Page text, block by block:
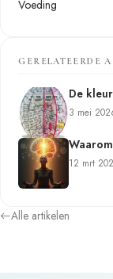
Voeding
GERELATEERDE
De
3 mei
12 mrt
Alle artikelen